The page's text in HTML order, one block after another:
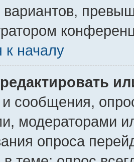
вариантов,
к началу
сообщения,
модераторами
опроса